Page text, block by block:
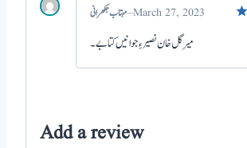
–March 27, 2023
میر گل خان نصیر ءِ جوانیں کتابے۔
Add a review